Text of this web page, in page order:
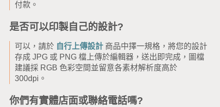
付款。
是否可以印製自己的設計?
可以，請於 自行上傳設計商品中擇一規格，將您的設計
存成 JPG 或 PNG 檔上傳於編輯器，送出即完成，圖檔
建議採 RGB 色彩空間並留意各素材解析度高於
300dpi。
你們有實體店面或聯絡電話嗎?